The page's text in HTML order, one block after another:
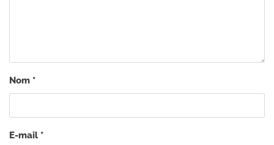
Nom *
E-mail *